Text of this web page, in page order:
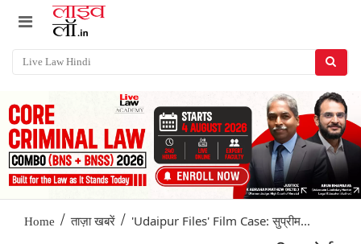
Home / ताज़ा खबरें / 'Udaipur Files' Film Case: सुप्रीम...